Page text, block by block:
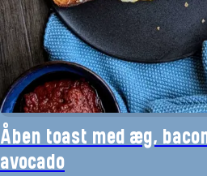
Åben toast med æg,
avocado